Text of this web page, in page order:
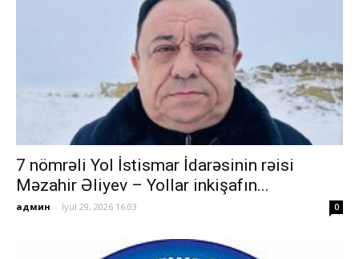
7 nömrəli Yol İstismar İdarəsinin rəisi
Məzahir Əliyev – Yollar inkişafın...
админ - İyul 29, 2026 16:03 0